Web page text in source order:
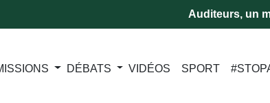
Auditeurs, un
DÉBATS VIDÉOS SPORT